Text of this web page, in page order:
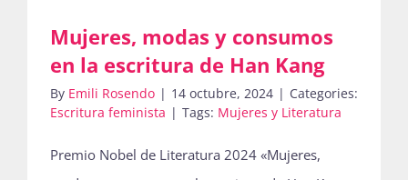
Mujeres, modas y consumos
en la escritura de Han Kang
By Emili Rosendo | 14 octubre, 2024 | Categories:
Escritura feminista | Tags: Mujeres y Literatura
Premio Nobel de Literatura 2024 «Mujeres,